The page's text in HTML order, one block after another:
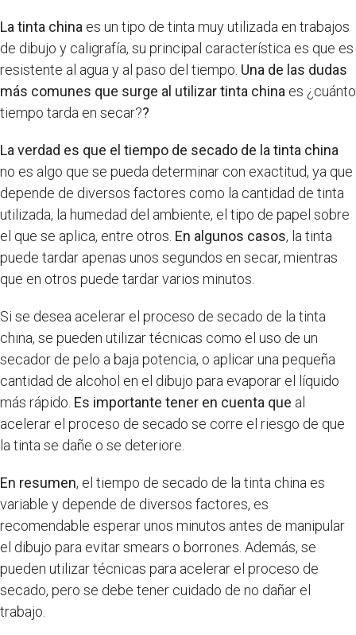
La tinta china es un tipo de tinta muy utilizada en trabajos
de dibujo y caligrafía, su principal característica es que es
resistente al agua y al paso del tiempo. Una de las dudas
más comunes que surge al utilizar tinta china es ¿cuánto
tiempo tarda en secar??
La verdad es que el tiempo de secado de la tinta china
no es algo que se pueda determinar con exactitud, ya que
depende de diversos factores como la cantidad de tinta
utilizada, la humedad del ambiente, el tipo de papel sobre
el que se aplica, entre otros. En algunos casos, la tinta
puede tardar apenas unos segundos en secar, mientras
que en otros puede tardar varios minutos.
Si se desea acelerar el proceso de secado de la tinta
china, se pueden utilizar técnicas como el uso de un
secador de pelo a baja potencia, o aplicar una pequeña
cantidad de alcohol en el dibujo para evaporar el líquido
más rápido. Es importante tener en cuenta que al
acelerar el proceso de secado se corre el riesgo de que
la tinta se dañe o se deteriore.
En resumen, el tiempo de secado de la tinta china es
variable y depende de diversos factores, es
recomendable esperar unos minutos antes de manipular
el dibujo para evitar smears o borrones. Además, se
pueden utilizar técnicas para acelerar el proceso de
secado, pero se debe tener cuidado de no dañar el
trabajo.